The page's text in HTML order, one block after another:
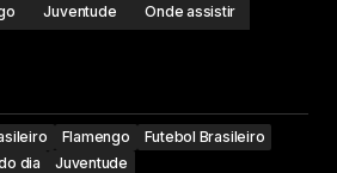
Juventude
Onde assistir
Flamengo
Futebol Brasileiro
dia
Juventude